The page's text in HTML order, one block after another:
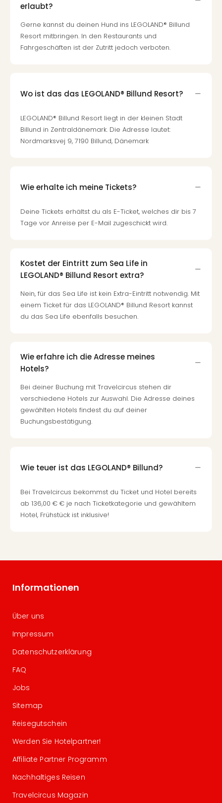
erlaubt?
Gerne kannst du deinen Hund ins LEGOLAND® Billund
Resort mitbringen. In den Restaurants und
Fahrgeschäften ist der Zutritt jedoch verboten.
Wo ist das das LEGOLAND® Billund Resort?
LEGOLAND® Billund Resort liegt in der kleinen Stadt
Billund in Zentraldänemark. Die Adresse lautet:
Nordmarksvej 9, 7190 Billund, Dänemark
Wie erhalte ich meine Tickets?
Deine Tickets erhältst du als E-Ticket, welches dir bis 7
Tage vor Anreise per E-Mail zugeschickt wird.
Kostet der Eintritt zum Sea Life in
LEGOLAND® Billund Resort extra?
Nein, für das Sea Life ist kein Extra-Eintritt notwendig. Mit
einem Ticket für das LEGOLAND® Billund Resort kannst
du das Sea Life ebenfalls besuchen.
Wie erfahre ich die Adresse meines
Hotels?
Bei deiner Buchung mit Travelcircus stehen dir
verschiedene Hotels zur Auswahl. Die Adresse deines
gewählten Hotels findest du auf deiner
Buchungsbestätigung.
Wie teuer ist das LEGOLAND® Billund?
Bei Travelcircus bekommst du Ticket und Hotel bereits
ab 136,00 € € je nach Ticketkategorie und gewähltem
Hotel, Frühstück ist inklusive!
Informationen
Über uns
Impressum
Datenschutzerklärung
FAQ
Jobs
Sitemap
Reisegutschein
Werden Sie Hotelpartner!
Affiliate Partner Programm
Nachhaltiges Reisen
Travelcircus Magazin